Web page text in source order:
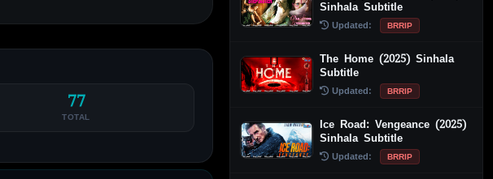
77
TOTAL
Sinhala Subtitle
Updated: BRRIP
The Home (2025) Sinhala
Subtitle
Updated: BRRIP
Ice Road: Vengeance (2025)
Sinhala Subtitle
Updated: BRRIP